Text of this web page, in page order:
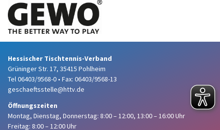
Hessischer Tischtennis-Verband
Grüninger Str. 17, 35415 Pohlheim
Tel 06403/9568-0 • Fax: 06403/9568-13
geschaeftsstelle@httv.de
Öffnungszeiten
Montag, Dienstag, Donnerstag: 8:00 – 12:00, 13:00 – 16:00 Uhr
Freitag: 8:00 – 12:00 Uhr